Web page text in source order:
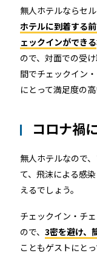
無人ホテルならセ
ホテルに到着する
ェックインができる
ので、対面での受
間でチェックイン
にとって満足度の
コロナ禍
無人ホテルなので
て、飛沫による感
えるでしょう。
チェックイン・チ
ので、 3密を避け、
こともゲストにと